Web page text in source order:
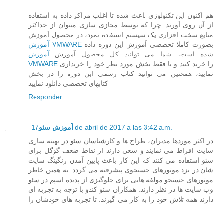
هم اکنون این تکنولوژی باعث شده تا اغلب مراکز داده به استفاده
از آن روی آورند .چرا که توسط مجازی سازی میتوان از حداکثر
منابع سخت افزاری یک سیستم استفاده نمود، در محصول آموزش
آموزش VMWAREبصورت کاملا تخصصی آموزش این دوره داده
شده است، شما می توانید کل محصول آموزش آموزش
VMWARE
نمایید، همچنین می توانید کتاب رسمی این دوره را در بخش
کتابهای تخصصی دانلود نمایید.
Responder
آموزش سئو 17 de abril de 2017 a las 3:42 a.m.
در اکثر موردها مدیران، طراح ها و کارشناسان سئو در بهینه سازی
سایت افراط می نمایند و سعی دارند از نقاط ضعف گوگل برای
سئو استفاده می کنند که این کار باعث پایین آمدن رنگینگ سایت
شان در نزد موتورهای جستجوی پیشرفته می گردد. به همین خاطر
موتورهای جستجو مولفه هایی برای جلوگیزی از پدیده اسپم در سئو
وب سایت ها در نظر دارند. همکاران سئو کندو با توجه به تجربه ای
دارند همه تلاش خود را به کار می گیرند. تا تجربه های خودشان را